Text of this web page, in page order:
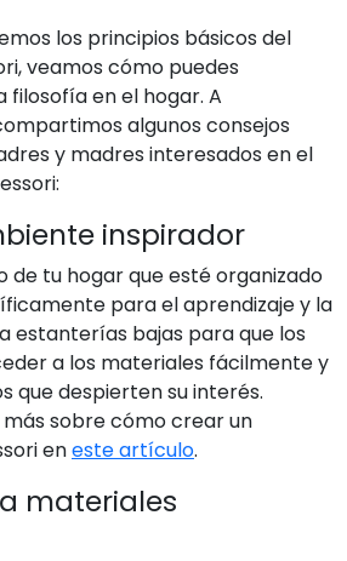
los principios básicos del
veamos cómo puedes
en el hogar. A
algunos consejos
y madres interesados en el
inspirador
de tu hogar que esté organizado
para el aprendizaje y la
estanterías bajas para que los
a los materiales fácilmente y
que despierten su interés.
sobre cómo crear un
eneste artículo.
materiales